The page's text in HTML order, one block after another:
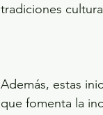
tradiciones
Además, estas
que fomenta la